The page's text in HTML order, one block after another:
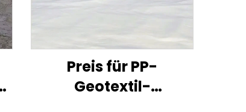
Preis für PP-
Geotextil-